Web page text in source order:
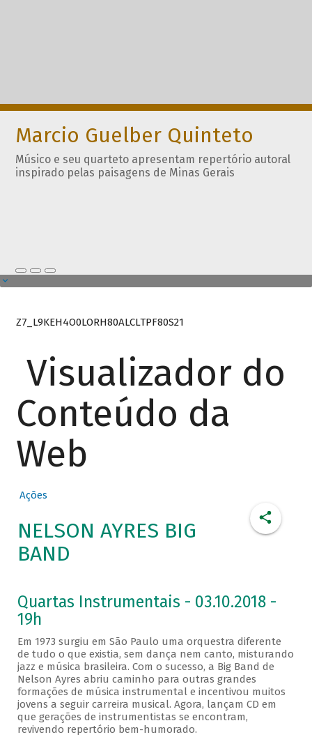
Marcio Guelber Quinteto
Músico e seu quarteto apresentam repertório autoral
inspirado pelas paisagens de Minas Gerais
Z7_L9KEH4O0LORH80ALCLTPF80S21
Visualizador do
Conteúdo da
Web
Ações
NELSON AYRES BIG
BAND
Quartas Instrumentais - 03.10.2018 -
19h
Em 1973 surgiu em São Paulo uma orquestra diferente
de tudo o que existia, sem dança nem canto, misturando
jazz e música brasileira. Com o sucesso, a Big Band de
Nelson Ayres abriu caminho para outras grandes
formações de música instrumental e incentivou muitos
jovens a seguir carreira musical. Agora, lançam CD em
que gerações de instrumentistas se encontram,
revivendo repertório bem-humorado.